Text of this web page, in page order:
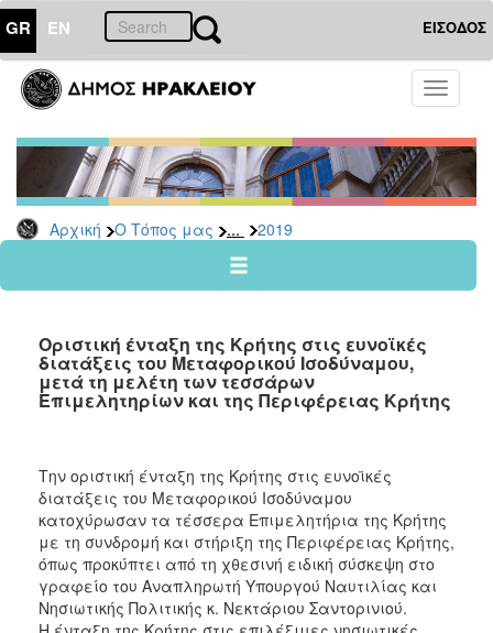
GR EN ΕΙΣΟΔΟΣ
Toggle
Αρχική Ο Τόπος μας ... 2019
ΤΟΠΟΣ
ΜΑΣ
Ανακοινώσεις
Αρχείο
2026
2024
2022
2021
2018
2017
2016
2015
2012
Οριστική ένταξη της Κρήτης στις ευνοϊκές
διατάξεις του Μεταφορικού Ισοδύναμου,
μετά τη μελέτη των τεσσάρων
Επιμελητηρίων και της Περιφέρειας Κρήτης
Την οριστική ένταξη της Κρήτης στις ευνοϊκές
διατάξεις του Μεταφορικού Ισοδύναμου
κατοχύρωσαν τα τέσσερα Επιμελητήρια της Κρήτης
με τη συνδρομή και στήριξη της Περιφέρειας Κρήτης,
όπως προκύπτει από τη χθεσινή ειδική σύσκεψη στο
γραφείο του Αναπληρωτή Υπουργού Ναυτιλίας και
Νησιωτικής Πολιτικής κ. Νεκτάριου Σαντορινιού.